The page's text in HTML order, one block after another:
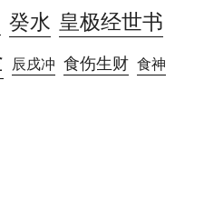
癸水 皇极经世书
辰戌冲 食伤生财 食神